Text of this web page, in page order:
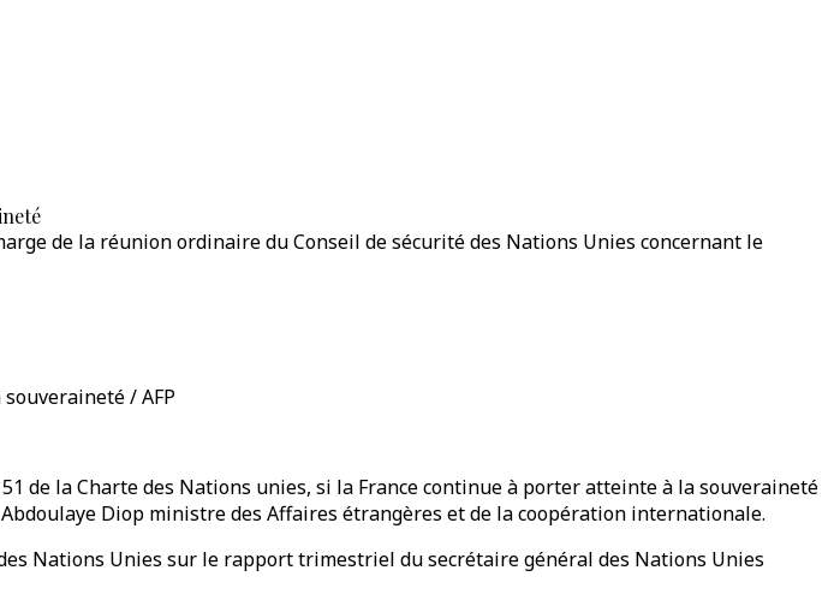
de la réunion ordinaire du Conseil de sécurité des Nations Unies concernant le
/ AFP
de la Charte des Nations unies, si la France continue à porter atteinte à la souveraineté
Diop ministre des Affaires étrangères et de la coopération internationale.
Nations Unies sur le rapport trimestriel du secrétaire général des Nations Unies